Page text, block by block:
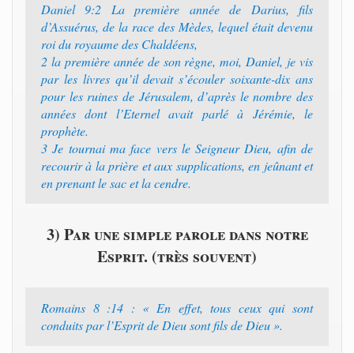
Daniel 9:2 La première année de Darius, fils
d’Assuérus, de la race des Mèdes, lequel était devenu
roi du royaume des Chaldéens,
2 la première année de son règne, moi, Daniel, je vis
par les livres qu’il devait s’écouler soixante-dix ans
pour les ruines de Jérusalem, d’après le nombre des
années dont l’Eternel avait parlé à Jérémie, le
prophète.
3 Je tournai ma face vers le Seigneur Dieu, afin de
recourir à la prière et aux supplications, en jeûnant et
en prenant le sac et la cendre.
3) Par une simple parole dans notre
Esprit. (très souvent)
Romains 8 :14 : « En effet, tous ceux qui sont
conduits par l’Esprit de Dieu sont fils de Dieu ».